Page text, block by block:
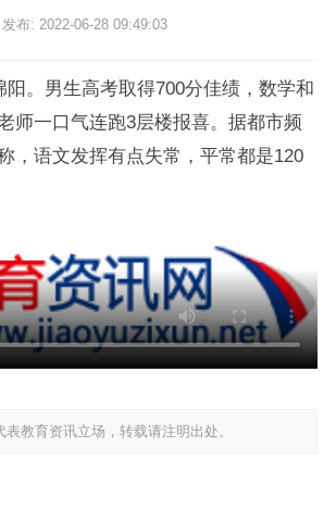
发布: 2022-06-28 09:49:03
阳。男生高考取得700分佳绩，数学和
师一口气连跑3层楼报喜。据都市频
，语文发挥有点失常，平常都是120
教育资讯立场，转载请注明出处。